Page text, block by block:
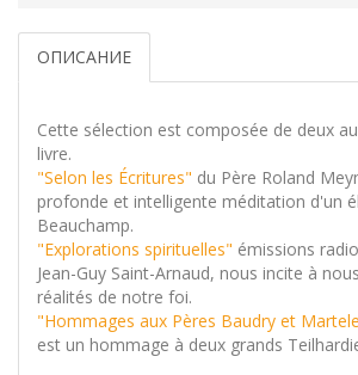
ОПИСАНИЕ
Cette sélection est composée de deux
livre.
"Selon les Écritures" du Père Roland
profonde et intelligente méditation d'un
Beauchamp.
"Explorations spirituelles" émissions
Jean-Guy Saint-Arnaud, nous incite à
réalités de notre foi.
"Hommages aux Pères Baudry et
est un hommage à deux grands